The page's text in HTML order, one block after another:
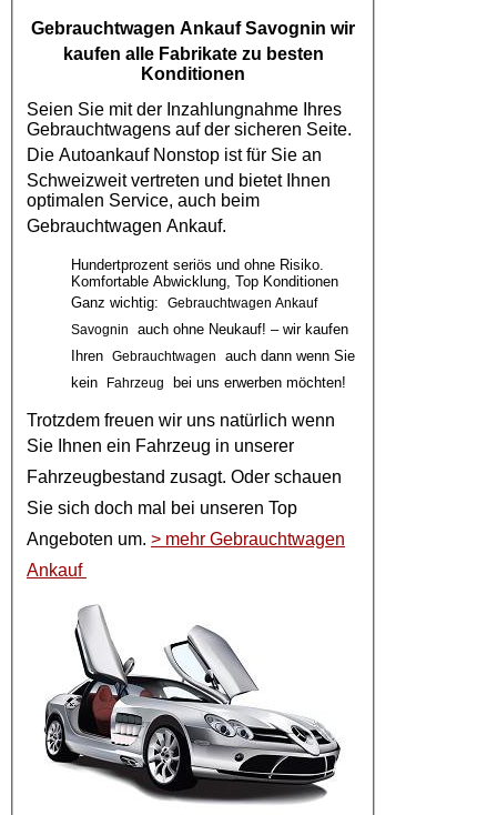
Gebrauchtwagen Ankauf Savognin wir
kaufen alle Fabrikate zu besten
Konditionen
Seien Sie mit der Inzahlungnahme Ihres
Gebrauchtwagens auf der sicheren Seite.
Die AutoankaufNonstop ist für Sie an
Schweizweit vertreten und bietet Ihnen
optimalen Service, auch beim
Gebrauchtwagen Ankauf.
Hundertprozent seriös und ohne Risiko.
Komfortable Abwicklung, Top Konditionen
Ganz wichtig:
Gebrauchtwagen Ankauf
Savognin
auch ohne Neukauf! – wir kaufen
Ihren Gebrauchtwagen
auch dann wenn Sie
kein
Fahrzeug bei uns erwerben möchten!
Trotzdem freuen wir uns natürlich wenn
Sie Ihnen ein Fahrzeug in unserer
Fahrzeugbestand zusagt. Oder schauen
Sie sich doch mal bei unseren Top
Angeboten um. > mehr Gebrauchtwagen
Ankauf